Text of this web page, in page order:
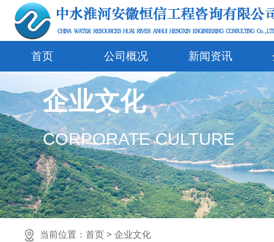
首页 公司概况 新闻资讯
企业文化
CORPORATE CULTURE
当前位置： 首页 > 企业文化